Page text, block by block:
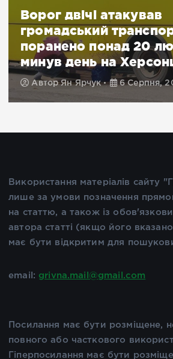
Ворог двічі атакував
громадський
поранено понад 20
минув день на
АвторЯн Ярчук 6 Серпня,
Використання матеріалів сайту
лише за умови позначення
на статтю, а також із
автора статті (якщо його
має бути відкритим для
email: grivna.mail@gmail.com
Посилання має бути розміщене,
повного або часткового
Гіперпосилання має бути